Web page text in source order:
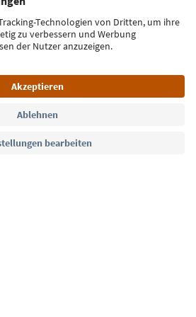
Jetzt anmelden